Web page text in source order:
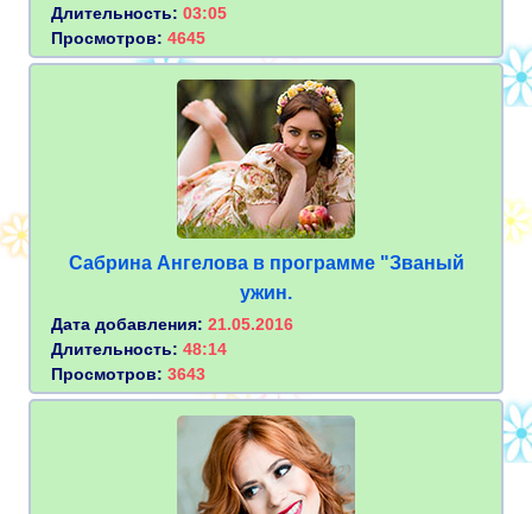
Длительность: 03:05
Просмотров: 4645
Сабрина Ангелова в программе "Званый
ужин.
Дата добавления: 21.05.2016
Длительность: 48:14
Просмотров: 3643